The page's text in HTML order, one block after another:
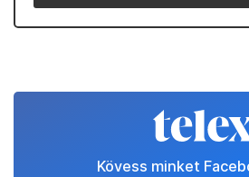
Kövess minket